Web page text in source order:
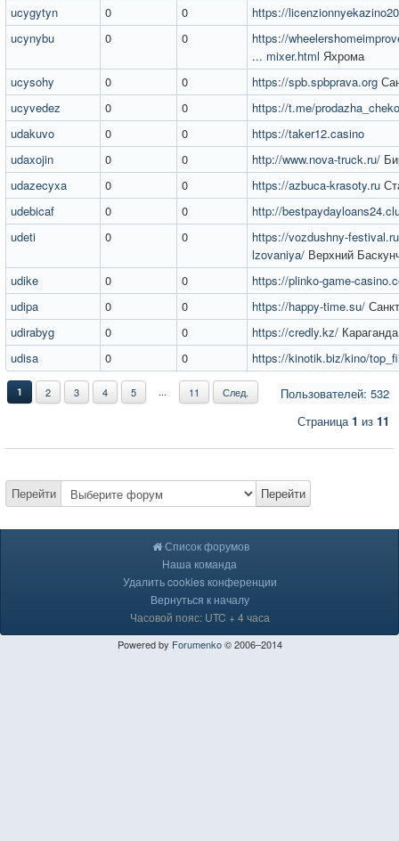
ucygytyn
0 0
https://
ucynybu
0 0
https://
... mixer.html Яхрома
ucysohy
0 0 https://spb.spbprava.org
ucyvedez
0 0
https://t.me/
udakuvo
0 0
https://taker12.casino
udaxojin
0 0 http://www.nova-truck.ru/
udazecyxa
0 0 https://azbuca-krasoty.ru
udebicaf
0 0
http://
udeti
0 0
https://vozdushny-
lzovaniya/ Верхний
udike
0 0
https://plinko-game-
udipa
0 0 https://happy-time.su/
udirabyg
0 0 https://credly.kz/ Караганда
udisa
0 0 https://kinotik.biz/kino/
Пользователей: 532
1 2 3 4 5 ... 11 След.
Страница1 из 11
Перейти Перейти
Список форумов
Наша команда
Удалить cookies конференции
Вернуться к началу
Часовой пояс: UTC + 4 часа
Powered by Forumenko© 2006–2014